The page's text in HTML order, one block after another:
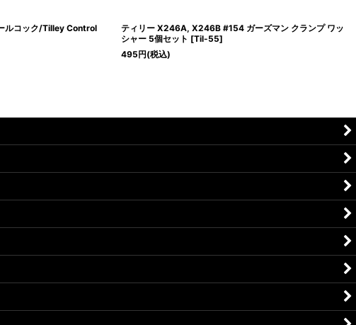
ルコック/Tilley Control
ティリー X246A, X246B #154 ガーズマン クランプ ワッ
シャー 5個セット [Til-55]
495円(税込)